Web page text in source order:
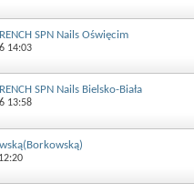
SPN Nails Oświęcim
14:03
SPN Nails Bielsko-Biała
13:58